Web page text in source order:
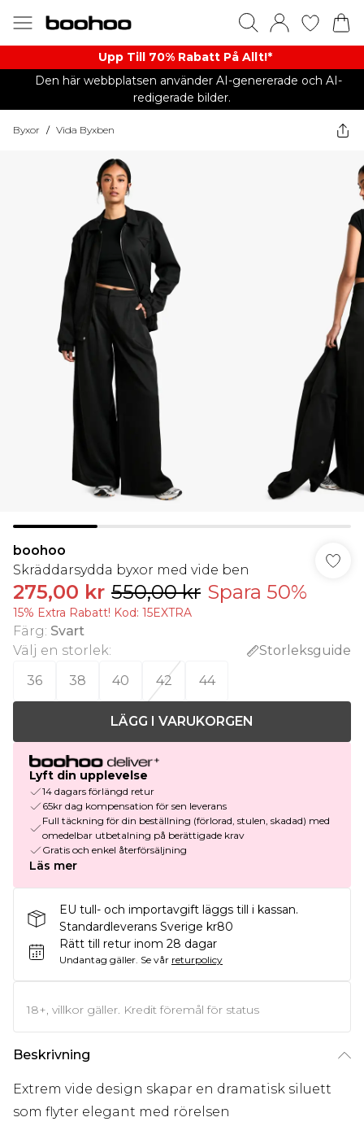
Upp Till 70% Rabatt På Allt!*
Den här webbplatsen använder AI-genererade och AI-
redigerade bilder.
Byxor / Vida Byxben
boohoo
Skräddarsydda byxor med vide ben
275,00 kr 550,00 kr Spara 50%
15% Extra Rabatt! Kod: 15EXTRA
Färg: Svart
Välj en storlek:
Storleksguide
36
38 40 42 44
LÄGG I VARUKORGEN
Lyft din upplevelse
14 dagars förlängd retur
65kr dag kompensation för sen leverans
Full täckning för din beställning (förlorad, stulen, skadad) med
omedelbar utbetalning på berättigade krav
Gratis och enkel återförsäljning
Läs mer
EU tull- och importavgift läggs till i kassan.
Standardleverans Sverige kr80
Rätt till retur inom 28 dagar
Undantag gäller. Se vår returpolicy
18+, villkor gäller. Kredit föremål för status
Beskrivning
Extrem vide design skapar en dramatisk siluett
som flyter elegant med rörelsen